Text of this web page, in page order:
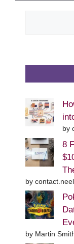
by
8
by
by Martin